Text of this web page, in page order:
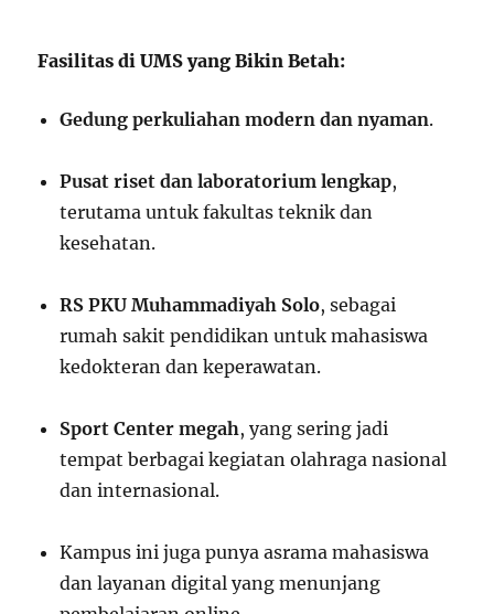
Fasilitas di UMS yang Bikin Betah:
Gedung perkuliahan modern dan nyaman.
Pusat riset dan laboratorium lengkap,
terutama untuk fakultas teknik dan
kesehatan.
RS PKU Muhammadiyah Solo, sebagai
rumah sakit pendidikan untuk mahasiswa
kedokteran dan keperawatan.
Sport Center megah, yang sering jadi
tempat berbagai kegiatan olahraga nasional
dan internasional.
Kampus ini juga punya asrama mahasiswa
dan layanan digital yang menunjang